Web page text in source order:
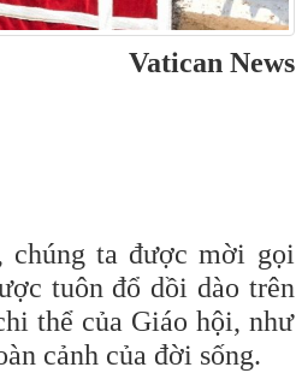
Vatican News
chúng ta được mời gọi
tuôn đổ dồi dào trên
thể của Giáo hội, như
cảnh của đời sống.